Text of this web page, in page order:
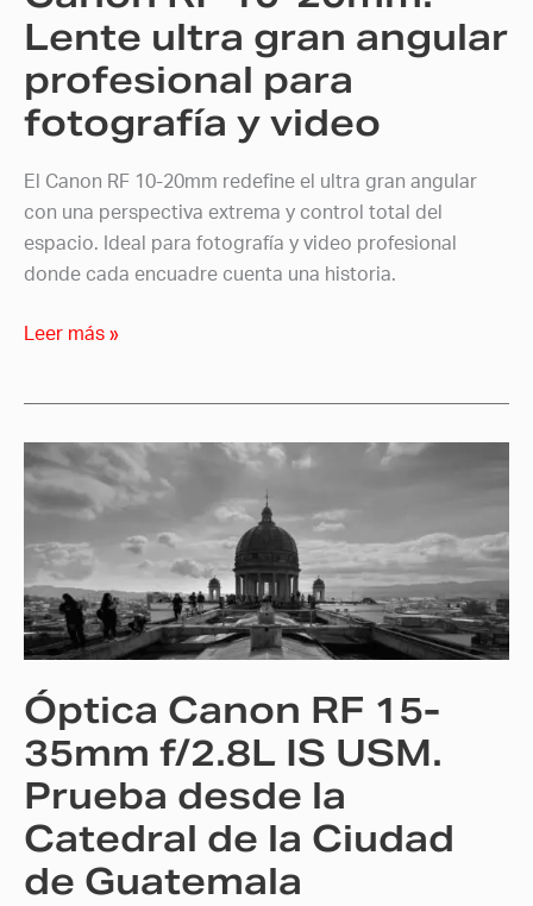
Lente ultra gran angular
profesional para
fotografía y video
El Canon RF 10-20mm redefine el ultra gran angular
con una perspectiva extrema y control total del
espacio. Ideal para fotografía y video profesional
donde cada encuadre cuenta una historia.
fotografía
y
video
Leer más »
Óptica Canon RF 15-
35mm f/2.8L IS USM.
Prueba desde la
Catedral de la Ciudad
de Guatemala
Óptica
Canon
15-
35mm
f/2.8L
IS
Prueba
desde
la
Catedral
de
la
Ciudad